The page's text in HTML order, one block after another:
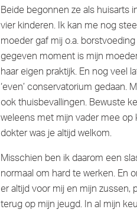
Beide begonnen ze als
vier kinderen. Ik kan me nog
moeder gaf mij o.a.
gegeven moment is mijn
haar eigen praktijk. En nog veel
‘even’ conservatorium
ook thuisbevallingen. Bewuste
weleens met mijn vader mee
dokter was je altijd welkom.
Misschien ben ik daarom een
normaal om hard te werken. En
er altijd voor mij en mijn
terug op mijn jeugd. In al mijn